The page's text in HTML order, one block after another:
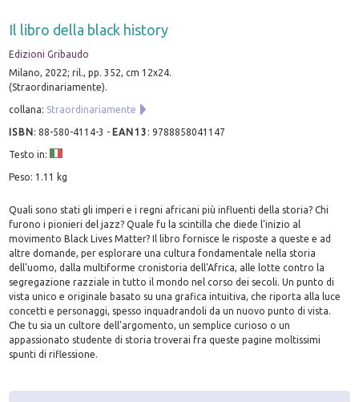
Il libro della black history
Edizioni Gribaudo
Milano, 2022; ril., pp. 352, cm 12x24.
(Straordinariamente).
collana: Straordinariamente
ISBN:88-580-4114-3 - EAN13 :9788858041147
Testo in:
Peso: 1.11 kg
Quali sono stati gli imperi e i regni africani più influenti della storia? Chi
furono i pionieri del jazz? Quale fu la scintilla che diede l'inizio al
movimento Black Lives Matter? Il libro fornisce le risposte a queste e ad
altre domande, per esplorare una cultura fondamentale nella storia
dell'uomo, dalla multiforme cronistoria dell'Africa, alle lotte contro la
segregazione razziale in tutto il mondo nel corso dei secoli. Un punto di
vista unico e originale basato su una grafica intuitiva, che riporta alla luce
concetti e personaggi, spesso inquadrandoli da un nuovo punto di vista.
Che tu sia un cultore dell'argomento, un semplice curioso o un
appassionato studente di storia troverai fra queste pagine moltissimi
spunti di riflessione.